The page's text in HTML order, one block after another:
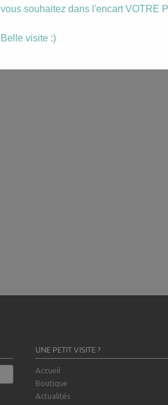
UNE PETIT VISITE ?
Accueil
Boutique
Actualités
vous souhaitez dans l'encart VOTRE
Belle visite :)